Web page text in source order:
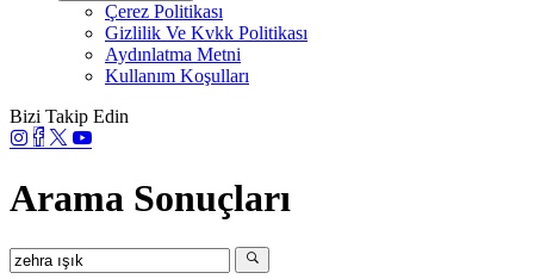
Çerez Politikası
Gizlilik Ve Kvkk Politikası
Aydınlatma Metni
Kullanım Koşulları
Bizi Takip Edin
Arama Sonuçları